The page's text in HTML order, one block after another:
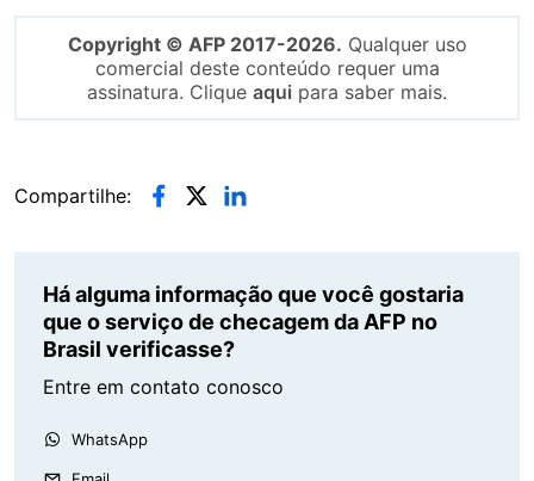
Copyright © AFP 2017-2026. Qualquer uso
comercial deste conteúdo requer uma
assinatura. Clique aqui para saber mais.
Compartilhe:
Há alguma informação que você gostaria
que o serviço de checagem da AFP no
Brasil verificasse?
Entre em contato conosco
WhatsApp